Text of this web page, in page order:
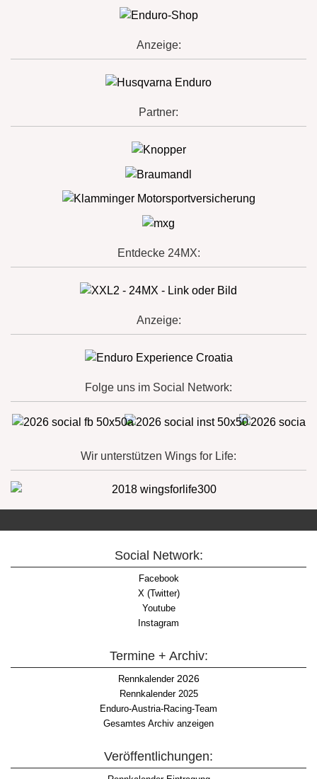
Anzeige:
Partner:
Entdecke 24MX:
Anzeige:
Folge uns im Social Network:
Wir unterstützen Wings for Life:
Social Network:
Facebook
X (Twitter)
Youtube
Instagram
Termine + Archiv:
Rennkalender2026
Rennkalender 2025
Enduro-Austria-Racing-Team
Gesamtes Archiv anzeigen
Veröffentlichungen: